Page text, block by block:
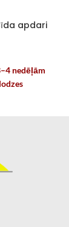
apdari
nedēļām